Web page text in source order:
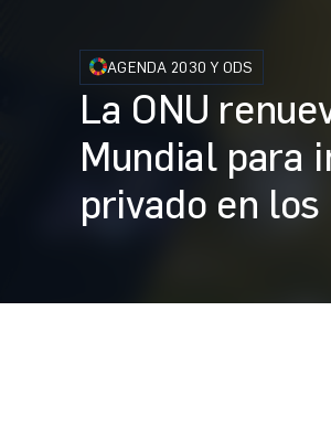
AGENDA 2030 Y ODS
La ONU
Mundial para
privado en los